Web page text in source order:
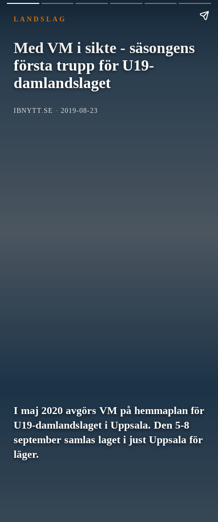
LANDSLAG
Med VM i sikte - säsongens
första trupp för U19-
damlandslaget
IBNYTT.SE · 2019-08-23
I maj 2020 avgörs VM på hemmaplan för
U19-damlandslaget i Uppsala. Den 5-8
september samlas laget i just Uppsala för
läger.